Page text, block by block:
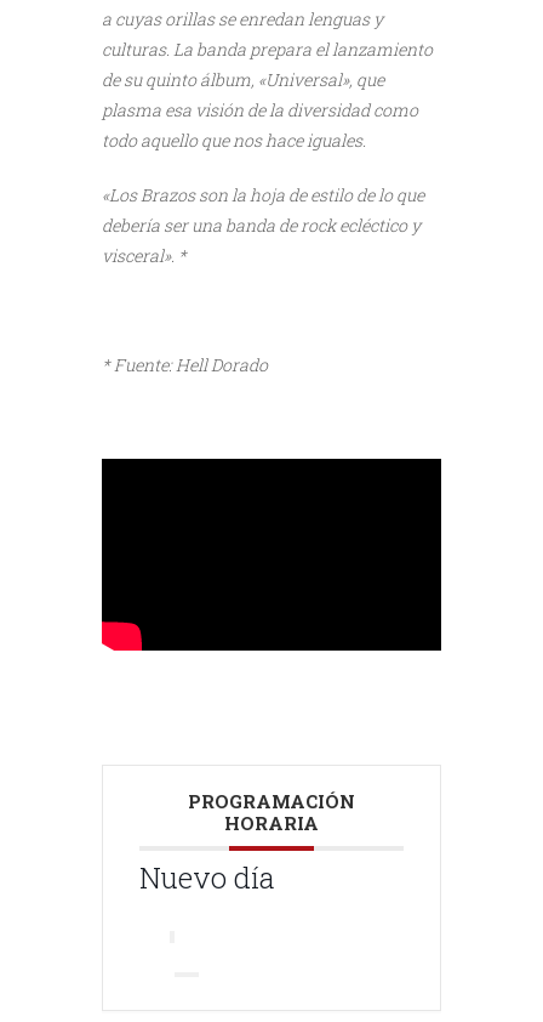
a cuyas orillas se enredan lenguas y
culturas. La banda prepara el lanzamiento
de su quinto álbum, «Universal», que
plasma esa visión de la diversidad como
todo aquello que nos hace iguales.
«Los Brazos son la hoja de estilo de lo que
debería ser una banda de rock ecléctico y
visceral». *
* Fuente: Hell Dorado
PROGRAMACIÓN
HORARIA
Nuevo día